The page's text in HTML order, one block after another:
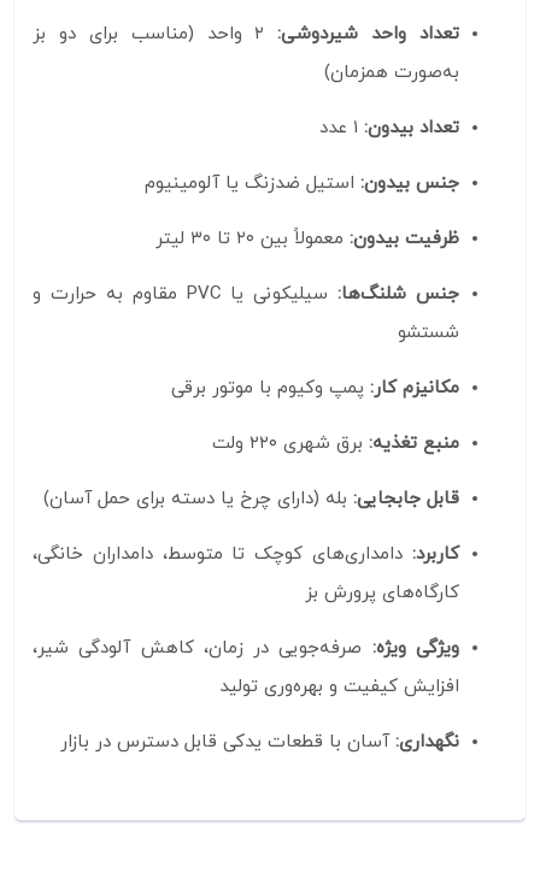
تعداد واحد شیردوشی:
۲ واحد (مناسب برای دو بز
به‌صورت همزمان)
تعداد بیدون:
جنس بیدون: استیل ضدزنگ یا آلومینیوم
ظرفیت بیدون: معمولاً بین ۲۰ تا ۳۰ لیتر
جنس شلنگ‌ها:
سیلیکونی یا PVC مقاوم به حرارت و
شستشو
مکانیزم کار: پمپ وکیوم با موتور برقی
منبع تغذیه: برق شهری ۲۲۰ ولت
قابل جابجایی: بله (دارای چرخ یا دسته برای حمل آسان)
کاربرد: دامداری‌های کوچک تا متوسط، دامداران خانگی،
کارگاه‌های پرورش بز
ویژگی ویژه: صرفه‌جویی در زمان، کاهش آلودگی شیر،
افزایش کیفیت و بهره‌وری تولید
نگهداری:آسان با قطعات یدکی قابل دسترس در بازار